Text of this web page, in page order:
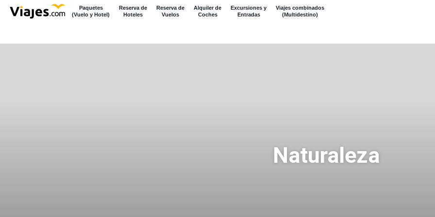
Paquetes
(Vuelo y Hotel)
Reserva de
Hoteles
Reserva de
Vuelos
Alquiler de
Coches
Excursiones y
Entradas
Viajes combinados
(Multidestino)
Naturaleza